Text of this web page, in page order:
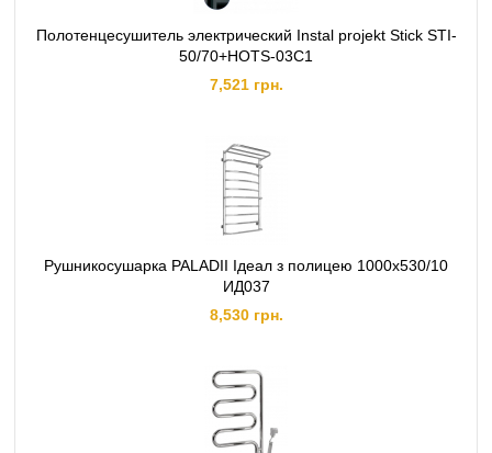
Полотенцесушитель электрический Instal projekt Stick STI-
50/70+HOTS-03С1
7,521 грн.
Рушникосушарка PALADII Ідеал з полицею 1000х530/10
ИД037
8,530 грн.